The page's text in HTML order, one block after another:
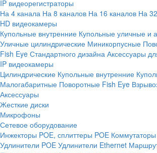
IP видеорегистраторы
На 4 канала На 8 каналов На 16 каналов На
HD видеокамеры
Купольные внутренние Купольные уличные и
Уличные цилиндрические Миникорпусные
Fish Eye Стандартного дизайна Аксессуары
IP видеокамеры
Цилиндрические Купольные внутренние
Малогабаритные Поворотные Fish Eye
Аксессуары
Жесткие диски
Микрофоны
Сетевое оборудование
Инжекторы POE, сплиттеры POE
Удлинители POE Удлинители Ethernet